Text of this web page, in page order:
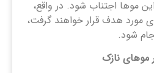
موها اجتناب شود. در واقع،
مورد هدف قرار خواهند گرفت،
شود.